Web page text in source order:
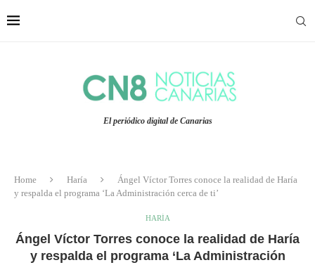
El periódico digital de Canarias
Home Haría
Ángel Víctor Torres conoce la realidad de Haría
y respalda el programa ‘La Administración cerca de ti’
HARÍA
Ángel Víctor Torres conoce la realidad de Haría
y respalda el programa ‘La Administración